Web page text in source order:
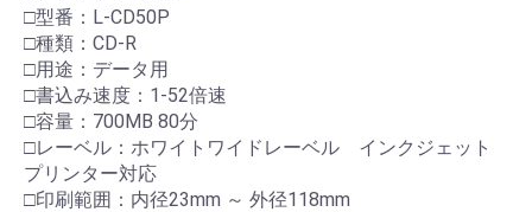
□型番：L-CD50P
□種類：CD-R
□用途：データ用
□書込み速度：1-52倍速
□容量：700MB 80分
□レーベル：ホワイトワイドレーベル インクジェット
プリンター対応
□印刷範囲：内径23mm ～ 外径118mm